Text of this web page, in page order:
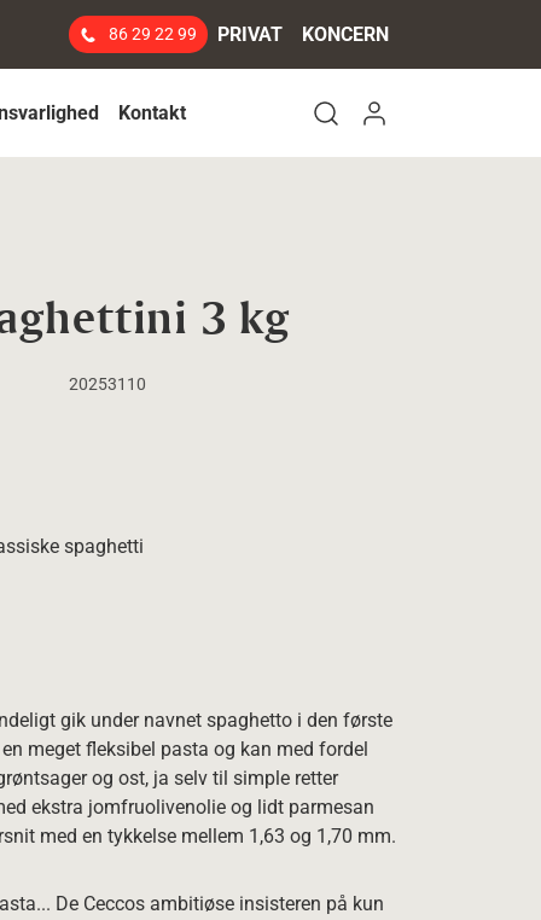
86 29 22 99 PRIVAT KONCERN
Kontakt
Log ind
3 kg
20253110
spaghetti
gik under navnet spaghetto i den første
meget fleksibel pasta og kan med fordel
og ost, ja selv til simple retter
ekstra jomfruolivenolie og lidt parmesan
med en tykkelse mellem 1,63 og 1,70 mm.
De Ceccos ambitiøse insisteren på kun